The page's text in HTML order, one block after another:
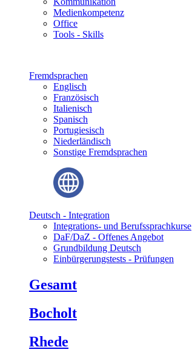
Medienkompetenz
Office
Tools - Skills
Fremdsprachen
Englisch
Französisch
Italienisch
Spanisch
Portugiesisch
Niederländisch
Sonstige Fremdsprachen
Deutsch - Integration
Integrations- und Berufssprachkurse
DaF/DaZ - Offenes Angebot
Grundbildung Deutsch
Einbürgerungstests - Prüfungen
Gesamt
Bocholt
Rhede